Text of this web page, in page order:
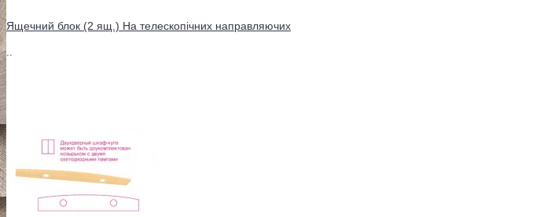
Ящечний блок (2 ящ.) На телескопічних направляючих